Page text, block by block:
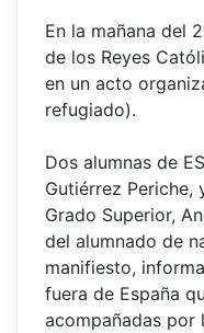
En la mañana del
de los Reyes
en un acto
refugiado).
Dos alumnas de
Gutiérrez Periche,
Grado Superior,
del alumnado de
manifiesto,
fuera de España
acompañadas por